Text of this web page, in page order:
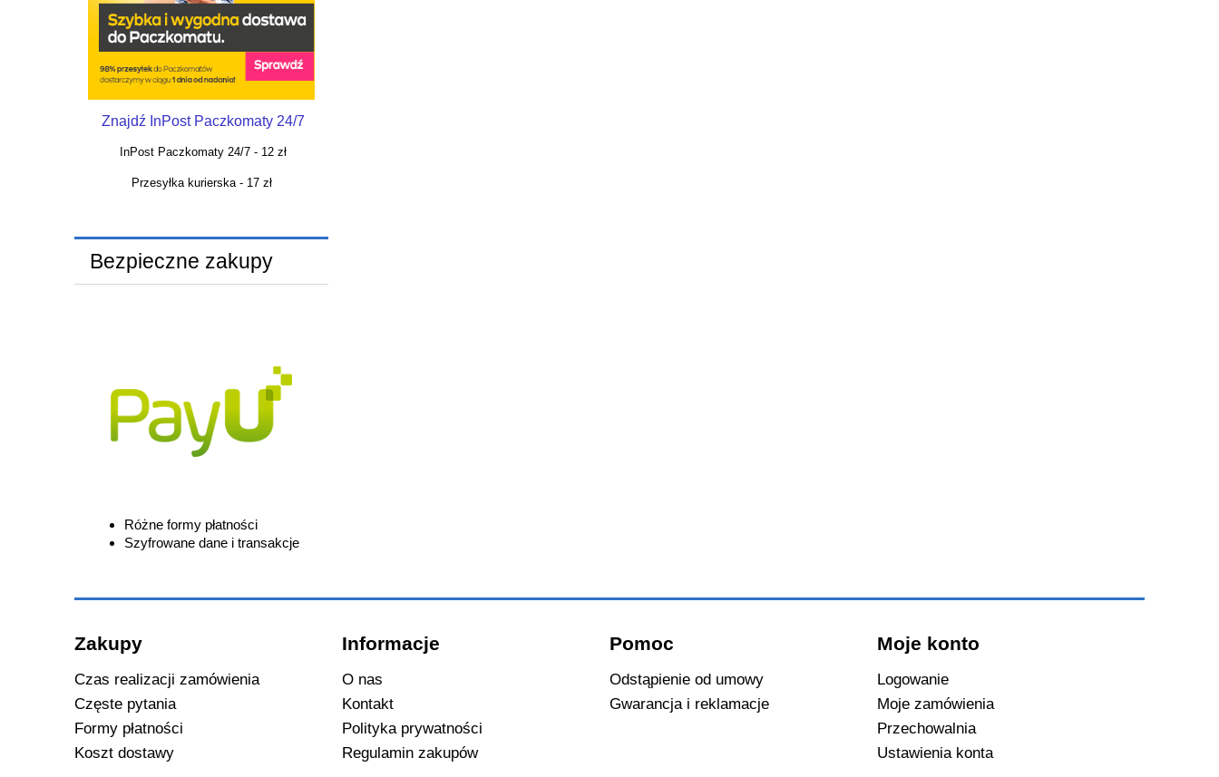
Znajdź InPost Paczkomaty 24/7
InPost Paczkomaty 24/7 - 12 zł
Przesyłka kurierska - 17 zł
Bezpieczne zakupy
Różne formy płatności
Szyfrowane dane i transakcje
Zakupy
Czas realizacji zamówienia
Częste pytania
Formy płatności
Koszt dostawy
Informacje
O nas
Kontakt
Polityka prywatności
Regulamin zakupów
Pomoc
Odstąpienie od umowy
Gwarancja i reklamacje
Moje konto
Logowanie
Moje zamówienia
Przechowalnia
Ustawienia konta